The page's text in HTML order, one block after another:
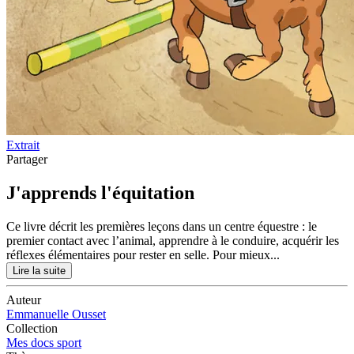
Extrait
Partager
J'apprends l'équitation
Ce livre décrit les premières leçons dans un centre équestre : le
premier contact avec l’animal, apprendre à le conduire, acquérir les
réflexes élémentaires pour rester en selle. Pour mieux...
Lire la suite
Auteur
Emmanuelle Ousset
Collection
Mes docs sport